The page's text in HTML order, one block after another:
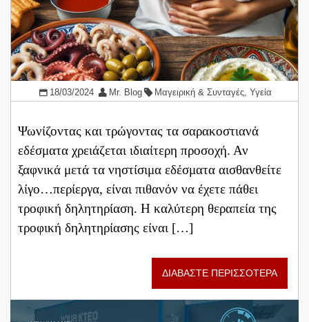
18/03/2024 Mr. Blog Μαγειρική & Συνταγές, Υγεία
Ψωνίζοντας και τρώγοντας τα σαρακοστιανά
εδέσματα χρειάζεται ιδιαίτερη προσοχή. Αν
ξαφνικά μετά τα νηστίσιμα εδέσματα αισθανθείτε
λίγο…περίεργα, είναι πιθανόν να έχετε πάθει
τροφική δηλητηρίαση. H καλύτερη θεραπεία της
τροφική δηλητηρίασης είναι […]
ΔΙΑΒΑΣΤΕ ΠΕΡΙΣΣΟΤΕΡΑ